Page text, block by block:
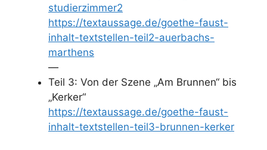
studierzimmer2
https://textaussage.de/goethe-faust-
inhalt-textstellen-teil2-auerbachs-
marthens
—
Teil 3: Von der Szene „Am Brunnen“ bis
„Kerker“
https://textaussage.de/goethe-faust-
inhalt-textstellen-teil3-brunnen-kerker